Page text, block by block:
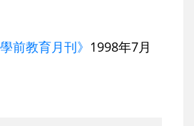
學前教育月刊》 1998年7月